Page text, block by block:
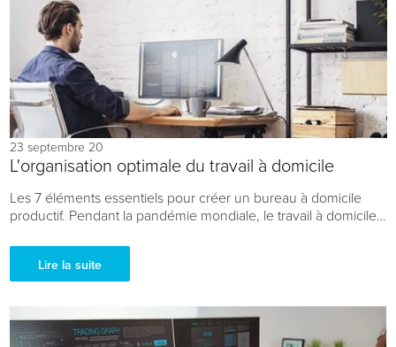
23 septembre 20
L'organisation optimale du travail à domicile
Les 7 éléments essentiels pour créer un bureau à domicile
productif. Pendant la pandémie mondiale, le travail à domicile
Lire la suite